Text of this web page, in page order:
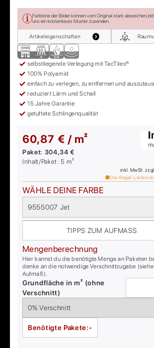
Farbtöne der Bilder können vom Original stark abweichen,
uns ein kostenloses Muster zusenden.
Artikeleigenschaften
selbstliegende Verlegung mit TacTiles®
100% Polyamid
einfach zu verlegen, zu entfernen und
reduziert Lärm und Schall
15 Jahre Garantie
getuftete Schlingenqualität
60,87 € / m²
Paket: 304,34 €
Inhalt/Paket: 5 m²
inkl. MwSt.
Die Regel-
WÄHLE DEINE FARBE
9555007 Jet
TIPPS ZUM AUFMASS
Mengenberechnung
Hier kannst du die benötigte Menge an Paketen
denke an die notwendige Verschnittzugabe
Aufmaß).
Grundfläche in m² (ohne
Verschnitt)
Benötigte Pakete:-